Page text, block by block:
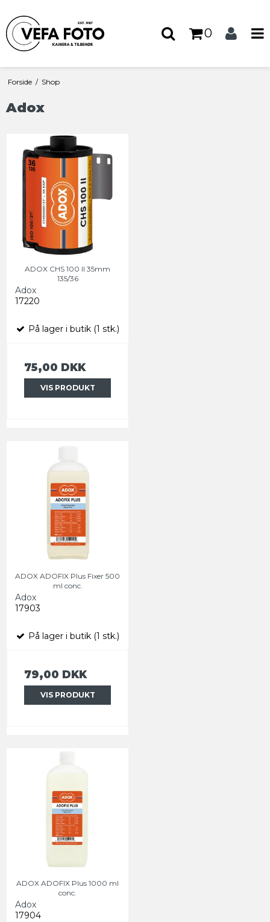
0
Forside / Shop
Adox
ADOX CHS 100 II 35mm
135/36
Adox
17220
På lager i butik (1 stk.)
75,00 DKK
VIS PRODUKT
ADOX ADOFIX Plus Fixer 500
ml conc.
Adox
17903
På lager i butik (1 stk.)
79,00 DKK
VIS PRODUKT
ADOX ADOFIX Plus 1000 ml
conc.
Adox
17904